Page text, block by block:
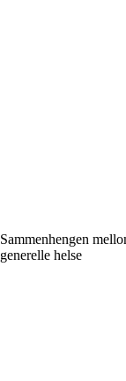
Sammenhengen
generelle helse